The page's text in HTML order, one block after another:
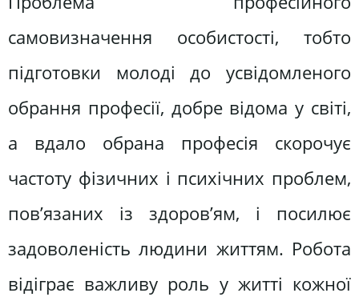
самовизначення особистості, тобто
підготовки молоді до усвідомленого
обрання професії, добре відома у світі,
а вдало обрана професія скорочує
частоту фізичних і психічних проблем,
пов’язаних із здоров’ям, і посилює
задоволеність людини життям. Робота
відіграє важливу роль у житті кожної